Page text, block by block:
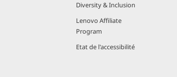
Diversity & Inclusion
Lenovo Affiliate
Program
Etat de l'accessibilité